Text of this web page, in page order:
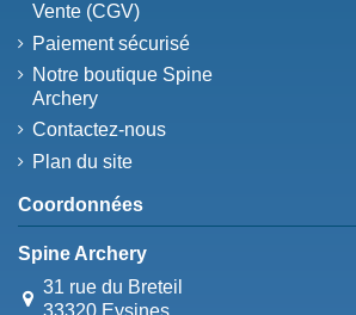
Vente (CGV)
Paiement sécurisé
Notre boutique Spine
Archery
Contactez-nous
Plan du site
Coordonnées
Spine Archery
31 rue du Breteil
33320 Eysines